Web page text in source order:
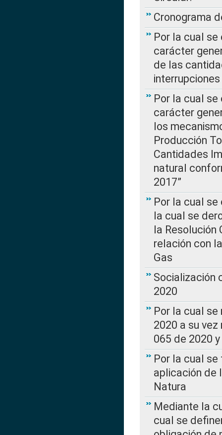
Cronograma
Por la cual
carácter
de las
Por la cual
carácter
los
Producción
Cantidades
natural
2017”
Por la cual
la cual se
la Resolución
relación con
Gas
Socialización
2020
Por la cual se
2020 a su
065 de 2020
Por la cual
aplicación de
Natura
Mediante la
cual se